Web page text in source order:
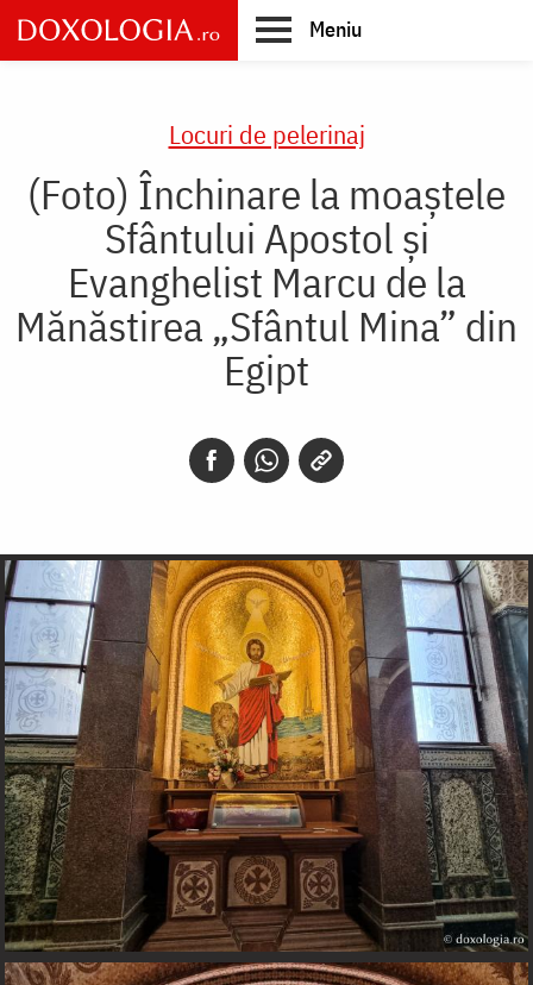
Skip
to
main
Meniu
Locuri de pelerinaj
(Foto) Închinare la moaștele
Sfântului Apostol și
Evanghelist Marcu de la
Mănăstirea „Sfântul Mina” din
Egipt